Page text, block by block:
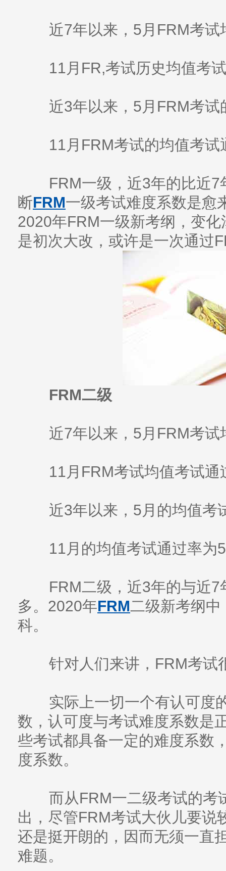
近7年以来，5月FRM考试
11月FR,考试历史均值考
近3年以来，5月FRM考试
11月FRM考试的均值考试
FRM一级，近3年的比近7
断FRM一级考试难度系数是愈
2020年FRM一级新考纲，变
是初次大改，或许是一次通过
FRM二级
近7年以来，5月FRM考试
11月FRM考试均值考试通
近3年以来，5月的均值考
11月的均值考试通过率为
FRM二级，近3年的与近7
多。2020年FRM二级新考纲
科。
针对人们来讲，FRM考试
实际上一切一个有认可度
数，认可度与考试难度系数是
些考试都具备一定的难度系数
度系数。
而从FRM一二级考试的考
出，尽管FRM考试大伙儿要说
还是挺开朗的，因而无须一直
难题。